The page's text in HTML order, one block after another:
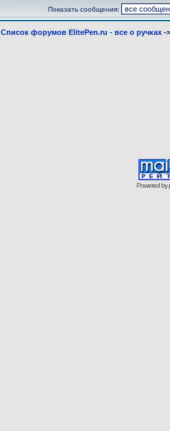
Показать сообщения:
Список форумов ElitePen.ru - все о ручках -
Powered by